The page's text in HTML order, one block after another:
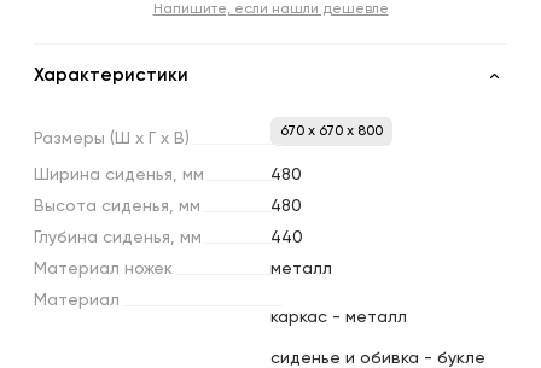
Напишите, если нашли дешевле
Характеристики
Размеры (Ш х х В) 670 x 670 x 800
Ширина сиденья, мм
480
Высота сиденья, мм
480
Глубина сиденья, мм
440
Материал ножек
металл
Материал
каркас - металл
сиденье и обивка - букле